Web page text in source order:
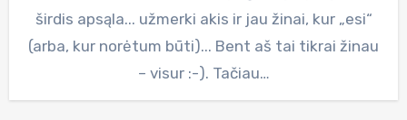
širdis apsąla... užmerki akis ir jau žinai, kur „esi“
(arba, kur norėtum būti)... Bent aš tai tikrai žinau
– visur :-). Tačiau…